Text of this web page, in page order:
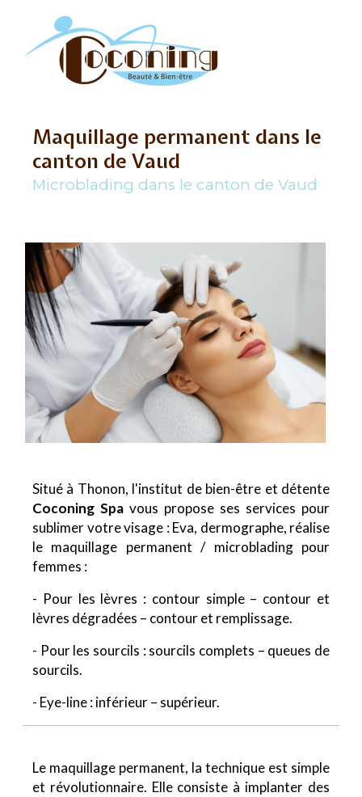
Maquillage permanent dans le
canton de Vaud
Microblading dans le canton de Vaud
Situé à Thonon, l'institut de bien-être et détente
Coconing Spa vous propose ses services pour
sublimer votre visage : Eva, dermographe, réalise
le maquillage permanent / microblading pour
femmes :
- Pour les lèvres : contour simple – contour et
lèvres dégradées – contour et remplissage.
- Pour les sourcils : sourcils complets – queues de
sourcils.
- Eye-line : inférieur – supérieur.
Le maquillage permanent, la technique est simple
et révolutionnaire. Elle consiste à implanter des